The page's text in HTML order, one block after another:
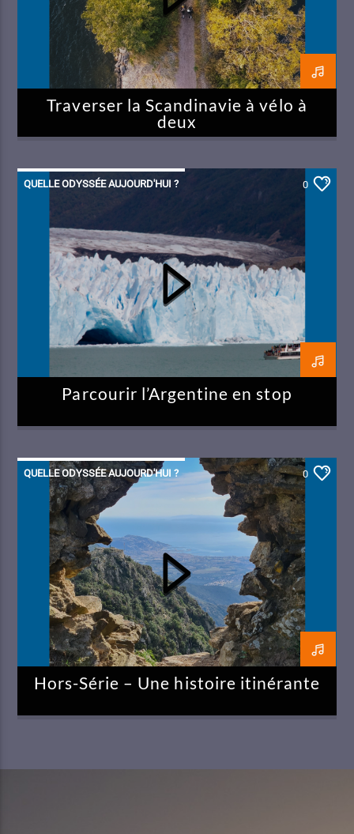
Traverser la Scandinavie à vélo à
deux
QUELLE ODYSSÉE AUJOURD'HUI ? 0
Parcourir l’Argentine en stop
QUELLE ODYSSÉE AUJOURD'HUI ? 0
Hors-Série – Une histoire itinérante